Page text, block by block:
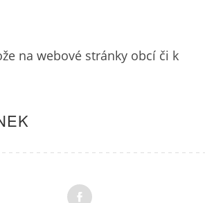
na webové stránky obcí či k